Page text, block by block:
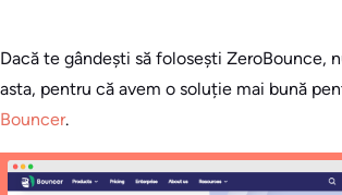
Dacă te gândești să folosești ZeroBounce,
asta, pentru că avem o soluție mai bună
Bouncer.